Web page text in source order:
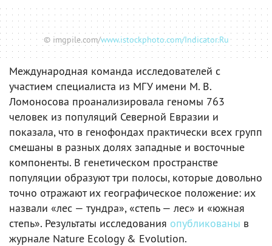
© imgpile.com/www.istockphoto.com/Indicator.Ru
Международная команда исследователей с
участием специалиста из МГУ имени М. В.
Ломоносова проанализировала геномы 763
человек из популяций Северной Евразии и
показала, что в генофондах практически всех групп
смешаны в разных долях западные и восточные
компоненты. В генетическом пространстве
популяции образуют три полосы, которые довольно
точно отражают их географическое положение: их
назвали «лес — тундра», «степь — лес» и «южная
степь». Результаты исследования опубликованы в
журнале Nature Ecology & Evolution.